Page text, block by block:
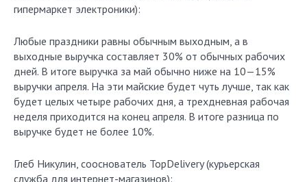
гипермаркет электроники):
Любые праздники равны обычным выходным, а в
выходные выручка составляет 30% от обычных рабочих
дней. В итоге выручка за май обычно ниже на 10—15%
выручки апреля. На эти майские будет чуть лучше, так как
будет целых четыре рабочих дня, а трехдневная рабочая
неделя приходится на конец апреля. В итоге разница по
выручке будет не более 10%.
Глеб Никулин, сооснователь TopDelivery (курьерская
служба для интернет-магазинов):